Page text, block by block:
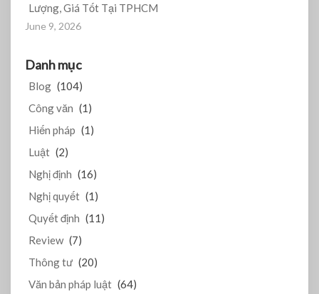
Lượng, Giá Tốt Tại TPHCM
June 9, 2026
Danh mục
Blog (104)
Công văn (1)
Hiến pháp (1)
Luật (2)
Nghị định (16)
Nghị quyết (1)
Quyết định (11)
Review (7)
Thông tư (20)
Văn bản pháp luật (64)